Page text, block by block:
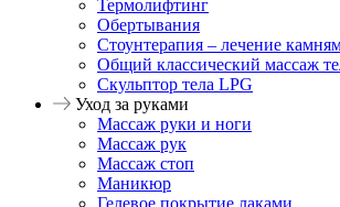
Термолифтинг
Обертывания
Стоунтерапия – лечение
Общий классический массаж
Скульптор тела LPG
Уход за руками
Массаж руки и ноги
Массаж рук
Массаж стоп
Маникюр
Гелевое покрытие лаками